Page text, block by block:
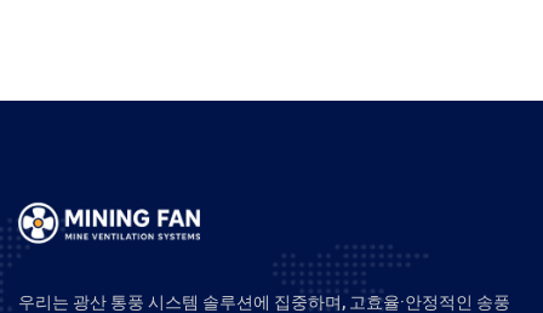
우리는 광산 통풍 시스템 솔루션에 집중하며, 고효율·안정적인 송풍